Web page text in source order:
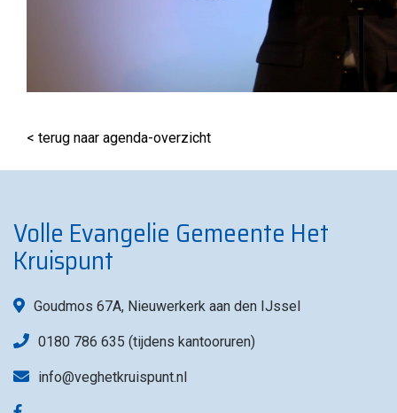
< terug naar agenda-overzicht
Volle Evangelie Gemeente Het
Kruispunt
Goudmos 67A, Nieuwerkerk aan den IJssel
0180 786 635 (tijdens kantooruren)
info@veghetkruispunt.nl